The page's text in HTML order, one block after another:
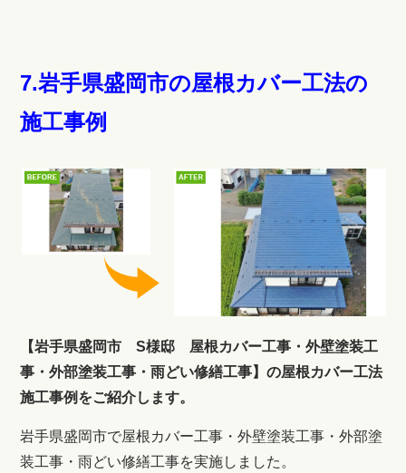
7.岩手県盛岡市の屋根カバー工法の
施工事例
【岩手県盛岡市 S様邸 屋根カバー工事・外壁塗装工
事・外部塗装工事・雨どい修繕工事】の屋根カバー工法
施工事例をご紹介します。
岩手県盛岡市で屋根カバー工事・外壁塗装工事・外部塗
装工事・雨どい修繕工事を実施しました。